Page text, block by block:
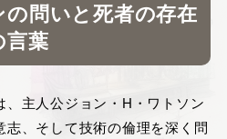
問いと死者の存在
葉
主人公ジョン・H・ワトソン
、そして技術の倫理を深く問